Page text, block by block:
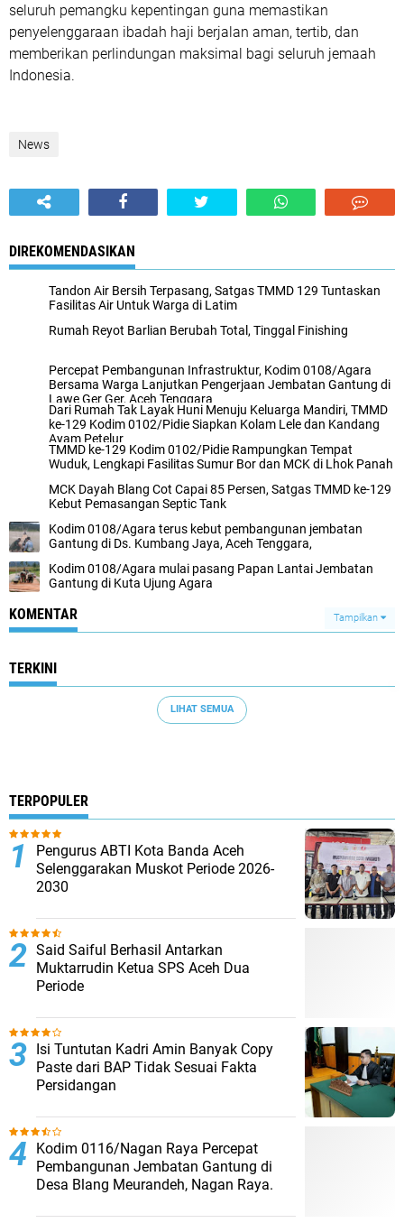
seluruh pemangku kepentingan guna memastikan
penyelenggaraan ibadah haji berjalan aman, tertib, dan
memberikan perlindungan maksimal bagi seluruh jemaah
Indonesia.
News
DIREKOMENDASIKAN
Tandon Air Bersih Terpasang, Satgas TMMD 129 Tuntaskan
Fasilitas Air Untuk Warga di Latim
Rumah Reyot Barlian Berubah Total, Tinggal Finishing
Percepat Pembangunan Infrastruktur, Kodim 0108/Agara
Bersama Warga Lanjutkan Pengerjaan Jembatan Gantung di
Lawe Ger Ger, Aceh Tenggara
Dari Rumah Tak Layak Huni Menuju Keluarga Mandiri, TMMD
ke-129 Kodim 0102/Pidie Siapkan Kolam Lele dan Kandang
Ayam Petelur
TMMD ke-129 Kodim 0102/Pidie Rampungkan Tempat
Wuduk, Lengkapi Fasilitas Sumur Bor dan MCK di Lhok Panah
MCK Dayah Blang Cot Capai 85 Persen, Satgas TMMD ke-129
Kebut Pemasangan Septic Tank
Kodim 0108/Agara terus kebut pembangunan jembatan
Gantung di Ds. Kumbang Jaya, Aceh Tenggara,
Kodim 0108/Agara mulai pasang Papan Lantai Jembatan
Gantung di Kuta Ujung Agara
KOMENTAR Tampilkan
TERKINI
LIHAT SEMUA
TERPOPULER
Pengurus ABTI Kota Banda Aceh
Selenggarakan Muskot Periode 2026-
2030
Said Saiful Berhasil Antarkan
Muktarrudin Ketua SPS Aceh Dua
Periode
Isi Tuntutan Kadri Amin Banyak Copy
Paste dari BAP Tidak Sesuai Fakta
Persidangan
Kodim 0116/Nagan Raya Percepat
Pembangunan Jembatan Gantung di
Desa Blang Meurandeh, Nagan Raya.